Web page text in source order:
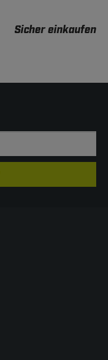
Sicher einkaufen